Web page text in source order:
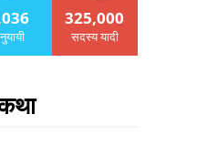
325,000
सदस्य यादी